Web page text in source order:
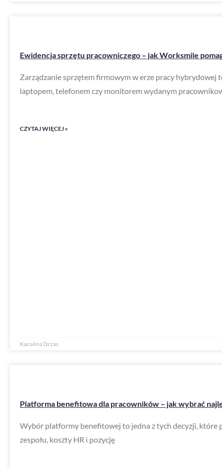
Ewidencja sprzętu pracowniczego – jak Worksmile
Zarządzanie sprzętem firmowym w erze pracy hybrydowej
laptopem, telefonem czy monitorem wydanym
CZYTAJ WIĘCEJ »
Karolina Drzas
Platforma benefitowa dla pracowników – jak wybrać
Wybór platformy benefitowej to jedna z tych decyzji, które
zespołu, koszty HR i pozycję